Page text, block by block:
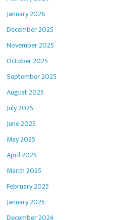
January 2026
December 2025
November 2025
October 2025
September 2025
August 2025
July 2025
June 2025
May 2025
April 2025
March 2025
February 2025
January 2025